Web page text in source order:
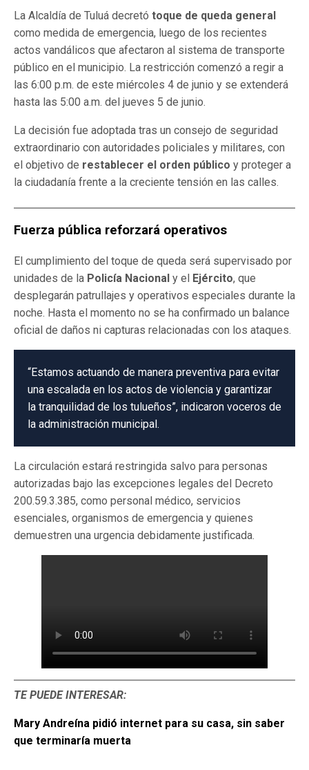
La Alcaldía de Tuluá decretó toque de queda general
como medida de emergencia, luego de los recientes
actos vandálicos que afectaron al sistema de transporte
público en el municipio. La restricción comenzó a regir a
las 6:00 p.m. de este miércoles 4 de junio y se extenderá
hasta las 5:00 a.m. del jueves 5 de junio.
La decisión fue adoptada tras un consejo de seguridad
extraordinario con autoridades policiales y militares, con
el objetivo de restablecer el orden público y proteger a
la ciudadanía frente a la creciente tensión en las calles.
Fuerza pública reforzará operativos
El cumplimiento del toque de queda será supervisado por
unidades de la Policía Nacional y el Ejército, que
desplegarán patrullajes y operativos especiales durante la
noche. Hasta el momento no se ha confirmado un balance
oficial de daños ni capturas relacionadas con los ataques.
“Estamos actuando de manera preventiva para evitar
una escalada en los actos de violencia y garantizar
la tranquilidad de los tulueños”, indicaron voceros de
la administración municipal.
La circulación estará restringida salvo para personas
autorizadas bajo las excepciones legales del Decreto
200.59.3.385, como personal médico, servicios
esenciales, organismos de emergencia y quienes
demuestren una urgencia debidamente justificada.
TE PUEDE INTERESAR:
Mary Andreína pidió internet para su casa, sin saber
que terminaría muerta